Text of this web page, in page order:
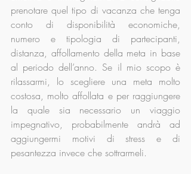
prenotare quel tipo di vacanza che tenga
conto di disponibilità economiche,
numero e tipologia di partecipanti,
distanza, affollamento della meta in base
al periodo dell’anno. Se il mio scopo è
rilassarmi, lo scegliere una meta molto
costosa, molto affollata e per raggiungere
la quale sia necessario un viaggio
impegnativo, probabilmente andrà ad
aggiungermi motivi di stress e di
pesantezza invece che sottrarmeli.